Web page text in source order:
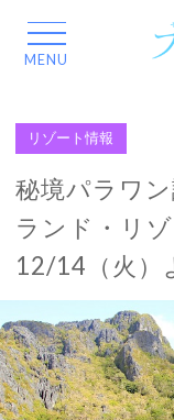
秘境パラワ
ランド・リ
12/14（火）
リゾート情報